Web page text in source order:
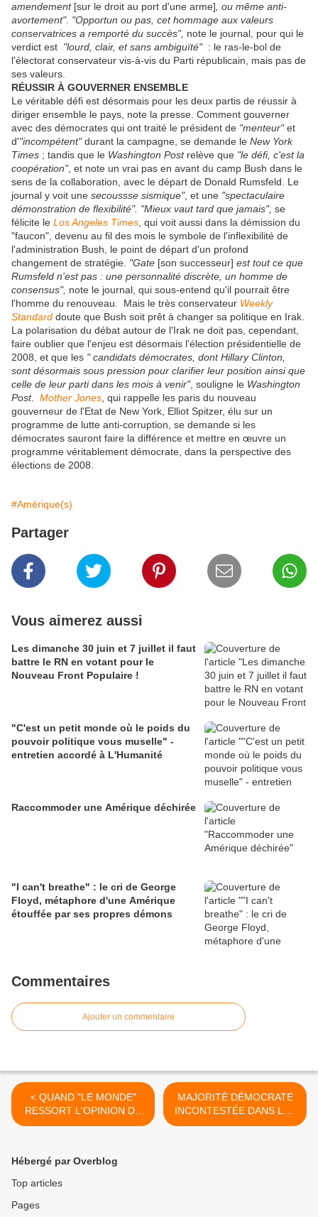
amendement [sur le droit au port d'une arme] , ou même anti-
avortement". "Opportun ou pas, cet hommage aux valeurs
conservatrices a remporté du succès", note le journal, pour qui le
verdict est "lourd, clair, et sans ambiguïté" : le ras-le-bol de
l'électorat conservateur vis-à-vis du Parti républicain, mais pas de
ses valeurs.
RÉUSSIR À GOUVERNER ENSEMBLE
Le véritable défi est désormais pour les deux partis de réussir à
diriger ensemble le pays, note la presse. Comment gouverner
avec des démocrates qui ont traité le président de "menteur"et
d'"incompétent"durant la campagne, se demande le New York
Times ; tandis que le Washington Postrelève que "le défi, c'est la
coopération", et note un vrai pas en avant du camp Bush dans le
sens de la collaboration, avec le départ de Donald Rumsfeld. Le
journal y voit une secoussse sismique", et une "spectaculaire
démonstration de flexibilité". "Mieux vaut tard que jamais", se
félicite le Los Angeles Times , qui voit aussi dans la démission du
"faucon", devenu au fil des mois le symbole de l'inflexibilité de
l'administration Bush, le point de départ d'un profond
changement de stratégie. "Gate [son successeur] est tout ce que
Rumsfeld n'est pas : une personnalité discrète, un homme de
consensus", note le journal, qui sous-entend qu'il pourrait être
l'homme du renouveau. Mais le très conservateur Weekly
Standard doute que Bush soit prêt à changer sa politique en Irak.
La polarisation du débat autour de l'Irak ne doit pas, cependant,
faire oublier que l'enjeu est désormais l'élection présidentielle de
2008, et que les " candidats démocrates, dont Hillary Clinton,
sont désormais sous pression pour clarifier leur position ainsi que
celle de leur parti dans les mois à venir", souligne le Washington
Post. Mother Jones , qui rappelle les paris du nouveau
gouverneur de l'Etat de New York, Elliot Spitzer, élu sur un
programme de lutte anti-corruption, se demande si les
démocrates sauront faire la différence et mettre en œuvre un
programme véritablement démocrate, dans la perspective des
élections de 2008.
#Amérique(s)
Partager
Vous aimerez aussi
Les dimanche 30 juin et 7 juillet il faut
battre le RN en votant pour le
Nouveau Front Populaire !
"C'est un petit monde où le poids du
pouvoir politique vous muselle" -
entretien accordé à L'Humanité
Raccommoder une Amérique déchirée
"I can't breathe" : le cri de George
Floyd, métaphore d'une Amérique
étouffée par ses propres démons
Commentaires
Ajouter un commentaire
< QUAND "LE MONDE"
RESSORT L'OPINION DE
Mme ROYAL SUR LES
MAJORITÉ DÉMOCRATE
INCONTESTÉE DANS LES
2 CHAMBRES >
Hébergé par Overblog
Top articles
Pages